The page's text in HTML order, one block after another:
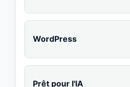
WordPress
Prêt pour l'IA